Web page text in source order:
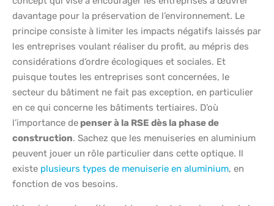
davantage pour la préservation de l’environnement. Le
principe consiste à limiter les impacts négatifs laissés par
les entreprises voulant réaliser du profit, au mépris des
considérations d’ordre écologiques et sociales. Et
puisque toutes les entreprises sont concernées, le
secteur du bâtiment ne fait pas exception, en particulier
en ce qui concerne les bâtiments tertiaires. D’où
l’importance de penser à la RSE dès la phase de
construction. Sachez que les menuiseries en aluminium
peuvent jouer un rôle particulier dans cette optique. Il
existe plusieurs types de menuiserie en aluminium, en
fonction de vos besoins.